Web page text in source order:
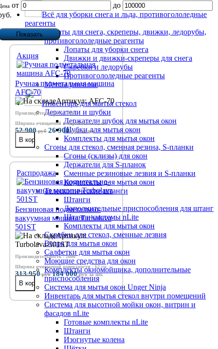
Всё для уборки снега и льда, противогололедные
реагенты
Лопаты для снега, скреперы, движки, ледорубы,
противогололедные реагенты
Лопаты для уборки снега
Движки и движки-скреперы для снега
Скребки и ледорубы
Противогололедные реагенты
Метлы уличные
Инвентарь для мытья стекол
Держатели и шубки
Держатели шубок для мытья окон
Шубки для мытья окон
Комплекты для мытья окон
Сгоны для стекол, сменная резина, S-планки
Сгоны (склизы) для окон
Держатели для S-планок
Сменные резиновые лезвия и S-планки
Комплекты для мытья окон
Телескопические штанги
Штанги
Дополнительные приспособления для штанг
Штанги системы nLite
Комплекты для мытья окон
Скребки для стекол, сменные лезвия
Ведра для мытья окон
Салфетки для мытья окон
Моющие средства для окон
Комплекты окномойщика, дополнительные
приспособления
Система для мытья окон Unger Ninja
Инвентарь для мытья стекол внутри помещений
Система для высотной мойки окон, витрин и
фасадов nLite
Готовые комплекты nLite
Штанги
Изогнутые колена
от
до
Акция
Ручная подметальная машина
AFC-70
Артикул: AFC-70
Производительность - 3680
Ширина очищаемой поверхности - 92 см
52 900руб 26 900рубза шт.
Распродажа
Бензиновая подметально-
вакуумная машина Turbolava
501ST
Артикул:
Turbolava-501ST
Производительность - 2600
Ширина очищаемой поверхности - 62 см
313 950руб 184 000рубза шт.